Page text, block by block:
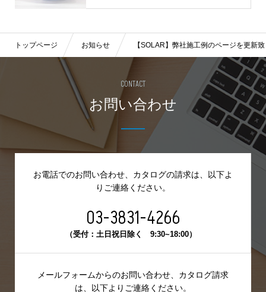
トップページ お知らせ 【SOLAR】弊社施工例のページを更新
CONTACT
お問い合わせ
お電話でのお問い合わせ、カタログの請求は、 以下よ
りご連絡ください。
03-3831-4266
（受付：土日祝日除く 9:30~18:00）
メールフォームからのお問い合わせ、カタログ請求
は、 以下よりご連絡ください。